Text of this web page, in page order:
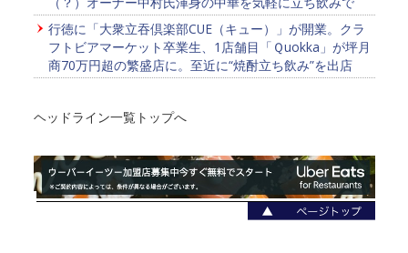
行徳に「大衆立吞倶楽部CUE（キュー）」が開業。クラ
フトビアマーケット卒業生、1店舗目「Ｑuokka」が坪月
商70万円超の繁盛店に。至近に“焼酎立ち飲み”を出店
ヘッドライン一覧トップへ